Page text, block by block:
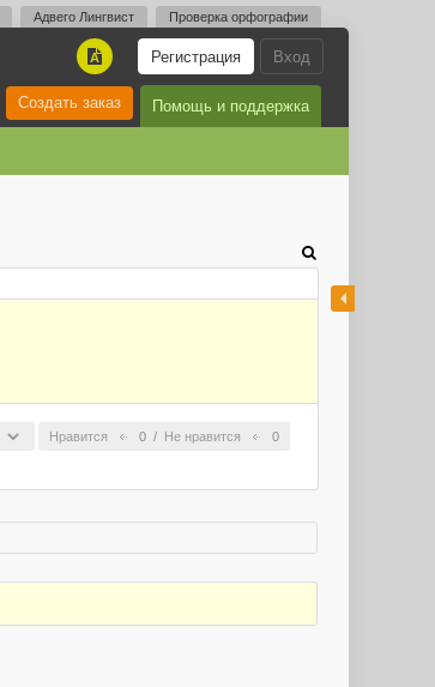
Адвего Лингвист Проверка орфографии
Вход
Регистрация
A
Помощь и поддержка
Создать заказ
Нравится 0 / Не нравится 0